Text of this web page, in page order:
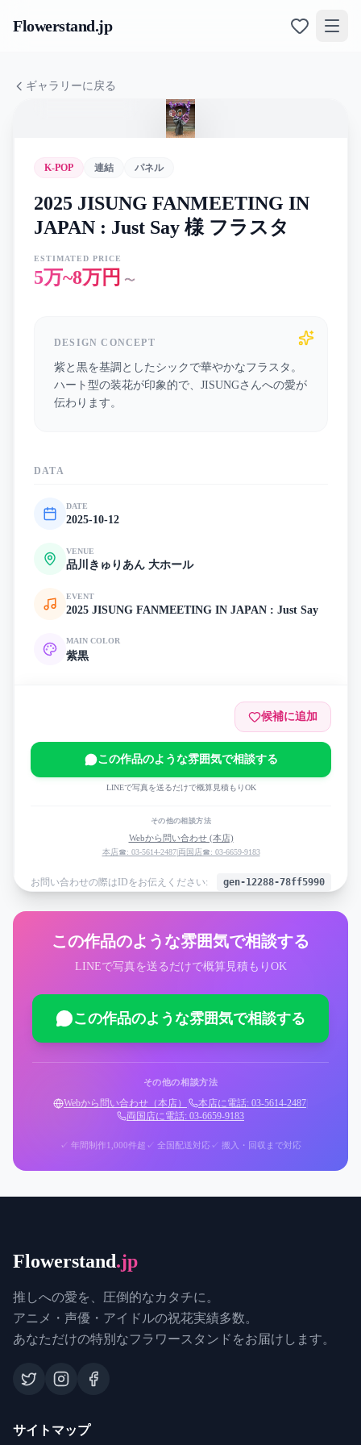
Flowerstand.jp
ギャラリーに戻る
K-POP 連結 パネル
2025 JISUNG FANMEETING IN
JAPAN : Just Say 様 フラスタ
ESTIMATED PRICE
5万~8万円 〜
DESIGN CONCEPT
紫と黒を基調としたシックで華やかなフラスタ。
ハート型の装花が印象的で、JISUNGさんへの愛が
伝わります。
DATA
DATE
2025-10-12
VENUE
品川きゅりあん 大ホール
EVENT
2025 JISUNG FANMEETING IN JAPAN : Just Say
MAIN COLOR
紫黒
候補に追加
この作品のような雰囲気で相談する
LINEで写真を送るだけで概算見積もりOK
その他の相談方法
Webから問い合わせ (本店)
本店☎: 03-5614-2487|両国店☎: 03-6659-9183
お問い合わせの際はIDをお伝えください: gen-12288-78ff5990
この作品のような雰囲気で相談する
LINEで写真を送るだけで概算見積もりOK
この作品のような雰囲気で相談する
その他の相談方法
Webから問い合わせ（本店） 本店に電話: 03-5614-2487
両国店に電話: 03-6659-9183
✓ 年間制作1,000件超 ✓ 全国配送対応 ✓ 搬入・回収まで対応
Flowerstand.jp
推しへの愛を、圧倒的なカタチに。
アニメ・声優・アイドルの祝花実績多数。
あなただけの特別なフラワースタンドをお届けします。
サイトマップ